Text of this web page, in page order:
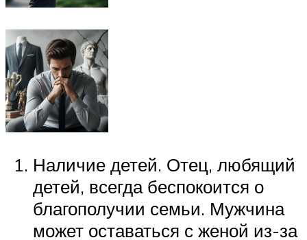
Наличие детей. Отец, любящий
детей, всегда беспокоится о
благополучии семьи. Мужчина
может оставаться с женой из-за